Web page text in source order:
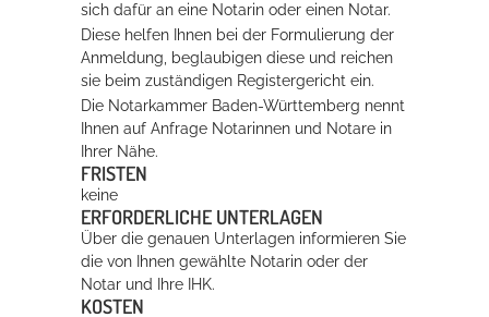
sich dafür an eine Notarin oder einen Notar.
Diese helfen Ihnen bei der Formulierung der
Anmeldung, beglaubigen diese und reichen
sie beim zuständigen Registergericht ein.
Die Notarkammer Baden-Württemberg nennt
Ihnen auf Anfrage Notarinnen und Notare in
Ihrer Nähe.
FRISTEN
keine
ERFORDERLICHE UNTERLAGEN
Über die genauen Unterlagen informieren Sie
die von Ihnen gewählte Notarin oder der
Notar und Ihre IHK.
KOSTEN